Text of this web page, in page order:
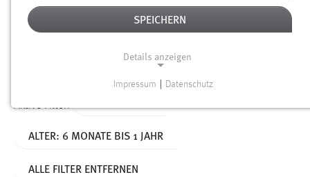
Alter
Aktive Filter:
ALTER: 6 MONATE BIS 1 JAHR
ALLE FILTER ENTFERNEN
SPEICHERN
Details anzeigen
Funktionen und sind für die einwandfreie Funktion der
Impressum Datenschutz